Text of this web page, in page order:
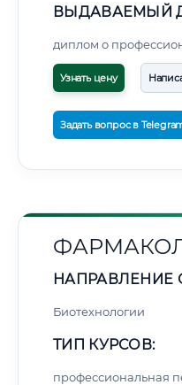
ВЫДАВАЕМЫЙ
диплом о
Узнать цену
Задать вопрос в
НАПРАВЛЕНИЕ
Биотехнологии
ТИП КУРСОВ:
профессиональная